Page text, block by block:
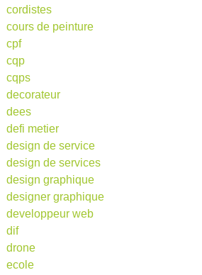
cordistes
cours de peinture
cpf
cqp
cqps
decorateur
dees
defi metier
design de service
design de services
design graphique
designer graphique
developpeur web
dif
drone
ecole